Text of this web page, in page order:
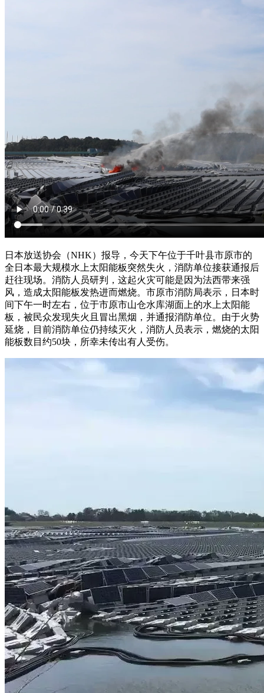
日本放送协会（NHK）报导，今天下午位于千叶县市原市的
全日本最大规模水上太阳能板突然失火，消防单位接获通报后
赶往现场。消防人员研判，这起火灾可能是因为法西带来强
风，造成太阳能板发热进而燃烧。市原市消防局表示，日本时
间下午一时左右，位于市原市山仓水库湖面上的水上太阳能
板，被民众发现失火且冒出黑烟，并通报消防单位。由于火势
延烧，目前消防单位仍持续灭火，消防人员表示，燃烧的太阳
能板数目约50块，所幸未传出有人受伤。